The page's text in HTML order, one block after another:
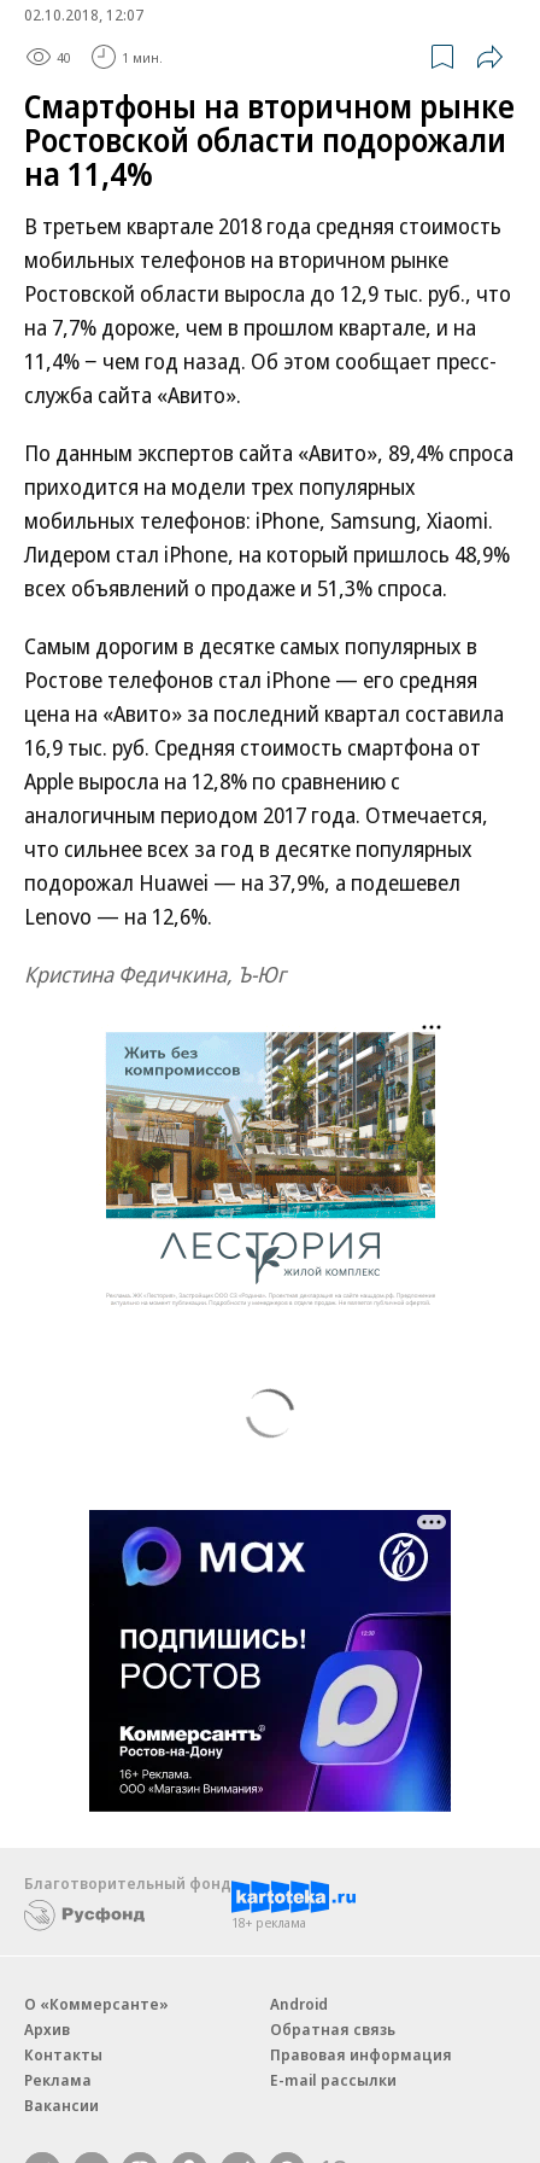
02.10.2018, 12:07
40 1 мин.
Смартфоны на вторичном рынке
Ростовской области подорожали
на 11,4%
В третьем квартале 2018 года средняя стоимость
мобильных телефонов на вторичном рынке
Ростовской области выросла до 12,9 тыс. руб., что
на 7,7% дороже, чем в прошлом квартале, и на
11,4% − чем год назад. Об этом сообщает пресс-
служба сайта «Авито».
По данным экспертов сайта «Авито», 89,4% спроса
приходится на модели трех популярных
мобильных телефонов: iPhone, Samsung, Xiaomi.
Лидером стал iPhone, на который пришлось 48,9%
всех объявлений о продаже и 51,3% спроса.
Самым дорогим в десятке самых популярных в
Ростове телефонов стал iPhone — его средняя
цена на «Авито» за последний квартал составила
16,9 тыс. руб. Средняя стоимость смартфона от
Apple выросла на 12,8% по сравнению с
аналогичным периодом 2017 года. Отмечается,
что сильнее всех за год в десятке популярных
подорожал Huawei — на 37,9%, а подешевел
Lenovo — на 12,6%.
Кристина Федичкина, Ъ-Юг
Благотворительный фонд
18+ реклама
О «Коммерсанте»
Архив
Контакты
Реклама
Вакансии
Android
Обратная связь
Правовая информация
E-mail рассылки